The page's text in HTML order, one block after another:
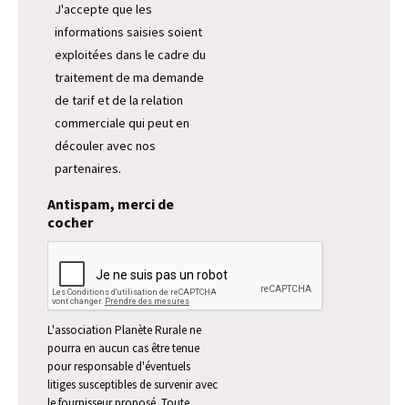
J'accepte que les
informations saisies soient
exploitées dans le cadre du
traitement de ma demande
de tarif et de la relation
commerciale qui peut en
découler avec nos
partenaires.
Antispam, merci de
cocher
L'association Planète Rurale ne
pourra en aucun cas être tenue
pour responsable d'éventuels
litiges susceptibles de survenir avec